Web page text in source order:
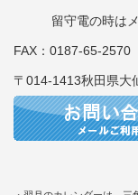
留守電の時はメ
FAX：0187-65-2570
〒014-1413秋田県